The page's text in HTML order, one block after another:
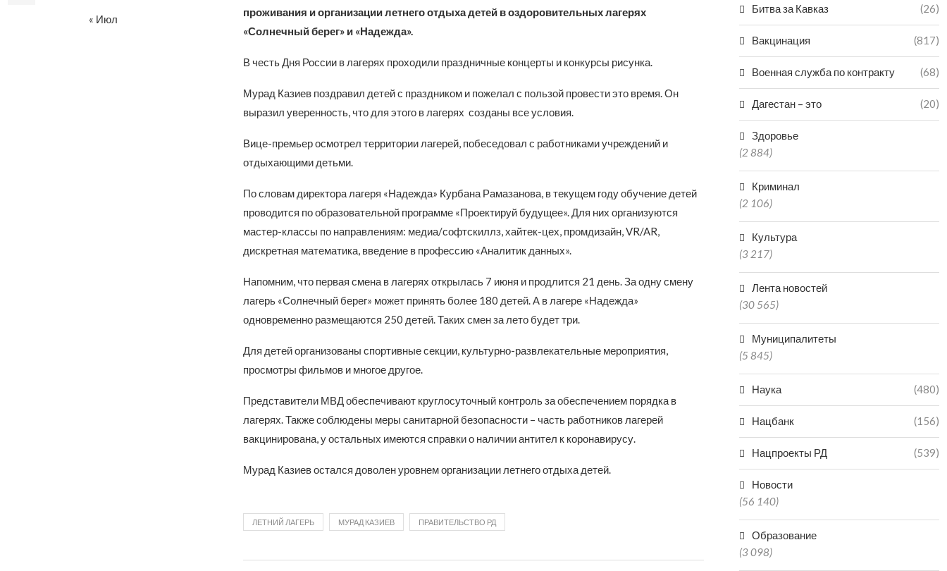
проживания и организации летнего отдыха детей в оздоровительных лагерях
«Солнечный берег» и «Надежда».
В честь Дня России в лагерях проходили праздничные концерты и конкурсы рисунка.
Мурад Казиев поздравил детей с праздником и пожелал с пользой провести это время. Он
выразил уверенность, что для этого в лагерях созданы все условия.
Вице-премьер осмотрел территории лагерей, побеседовал с работниками учреждений и
отдыхающими детьми.
По словам директора лагеря «Надежда» Курбана Рамазанова, в текущем году обучение детей
проводится по образовательной программе «Проектируй будущее». Для них организуются
мастер-классы по направлениям: медиа/софтскиллз, хайтек-цех, промдизайн, VR/AR,
дискретная математика, введение в профессию «Аналитик данных».
Напомним, что первая смена в лагерях открылась 7 июня и продлится 21 день. За одну смену
лагерь «Солнечный берег» может принять более 180 детей. А в лагере «Надежда»
одновременно размещаются 250 детей. Таких смен за лето будет три.
Для детей организованы спортивные секции, культурно-развлекательные мероприятия,
просмотры фильмов и многое другое.
Представители МВД обеспечивают круглосуточный контроль за обеспечением порядка в
лагерях. Также соблюдены меры санитарной безопасности – часть работников лагерей
вакцинирована, у остальных имеются справки о наличии антител к коронавирусу.
Мурад Казиев остался доволен уровнем организации летнего отдыха детей.
ЛЕТНИЙ ЛАГЕРЬ МУРАД КАЗИЕВ ПРАВИТЕЛЬСТВО РД
Битва за Кавказ (26)
Вакцинация (817)
Военная служба по контракту (68)
Дагестан – это (20)
Здоровье
(2 884)
Криминал
(2 106)
Культура
(3 217)
Лента новостей
(30 565)
Муниципалитеты
(5 845)
Наука (480)
Нацбанк (156)
Нацпроекты РД (539)
Новости
(56 140)
Образование
(3 098)
« Июл